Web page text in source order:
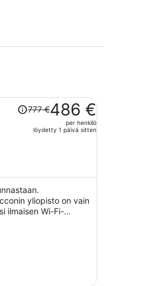
Hinta
oli
777 €,
486 €
per
henkilö
777 €486 €
per henkilö
löydetty 1 päivä sitten
yliopisto on vain
ilmaisen Wi-Fi-